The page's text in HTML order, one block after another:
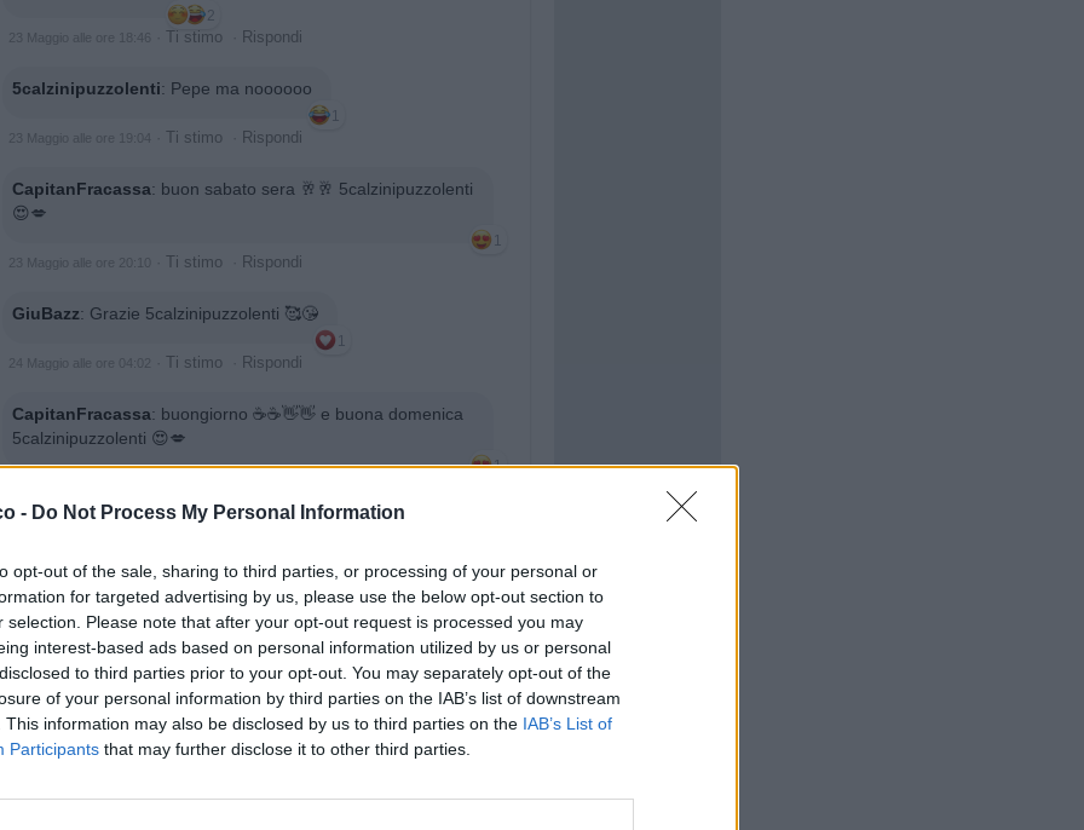
- Do Not Process My Personal Information
opt-out of the sale, sharing to third parties, or processing of your personal or
for targeted advertising by us, please use the below opt-out section to
selection. Please note that after your opt-out request is processed you may
interest-based ads based on personal information utilized by us or personal
to third parties prior to your opt-out. You may separately opt-out of the
of your personal information by third parties on the IAB’s list of downstream
This information may also be disclosed by us to third parties on the IAB’s List of
Participants that may further disclose it to other third parties.
2
23 Maggio alle ore 18:46 Ti stimo Rispondi
5calzinipuzzolenti: Pepe ma noooooo
1
23 Maggio alle ore 19:04 Ti stimo Rispondi
CapitanFracassa: buon sabato sera 🥂🥂 5calzinipuzzolenti
😍💋
1
23 Maggio alle ore 20:10 Ti stimo Rispondi
GiuBazz: Grazie 5calzinipuzzolenti 🥰😘
1
24 Maggio alle ore 04:02 Ti stimo Rispondi
CapitanFracassa: buongiorno ☕️☕️👋👋 e buona domenica
5calzinipuzzolenti 😍💋
1